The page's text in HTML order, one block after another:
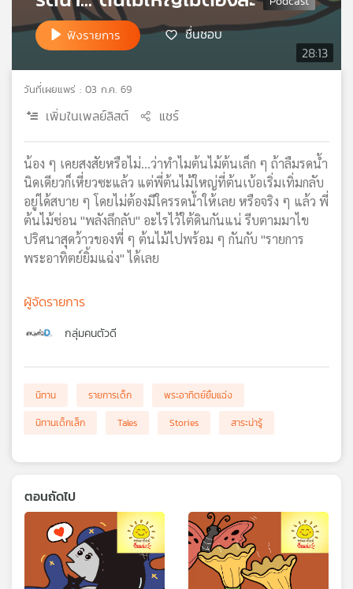
เครือ
วิทยุ
ไทย
แผนที่
วิทยุ
เครือ
ข่าย
28:13
ฟังรายการ ชื่นชอบ
วันที่เผยแพร่ : 03 ก.ค. 69
เพิ่มในเพลย์ลิสต์ แชร์
น้อง ๆ เคยสงสัยหรือไม่…ว่าทำไมต้นไม้ต้นเล็ก ๆ ถ้าลืมรดน้ำ
นิดเดียวก็เหี่ยวซะแล้ว แต่พี่ต้นไม้ใหญ่ที่ต้นเบ้อเริ่มเทิ่มกลับ
อยู่ได้สบาย ๆ โดยไม่ต้องมีใครรดน้ำให้เลย หรือจริง ๆ แล้ว พี่
ต้นไม้ซ่อน "พลังลึกลับ" อะไรไว้ใต้ดินกันแน่ รีบตามมาไข
ปริศนาสุดว้าวของพี่ ๆ ต้นไม้ไปพร้อม ๆ กันกับ "รายการ
พระอาทิตย์ยิ้มแฉ่ง" ได้เลย
ผู้จัดรายการ
กลุ่มคนตัวดี
นิทาน รายการเด็ก
พระอาทิตย์ยิ้มแฉ่ง
นิทานเด็กเล็ก
Tales Stories สาระน่ารู้
ตอนถัดไป